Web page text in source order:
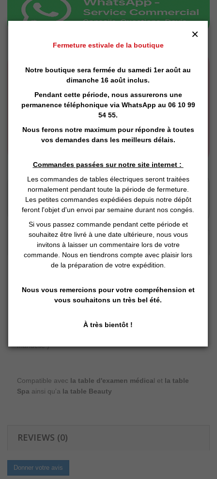
Click and Collect
Vous Réservez en ligne
Nous préparons
Vous retirez en magasin
DESCRIPTION DÉTAILLÉE :
Système Led Chromo
Faites briller votre cabinet en couleurs. Les tables
Swop changent avec leur propre lumière. Laissez la
manuelle )
Compatible avec la table d'examen médical et la table
Spa ainsi qu'a la table Beauty
REVIEWS (0)
Donner votre avis
Fermeture estivale de la boutique
Notre boutique sera fermée du samedi 1er août au
dimanche 16 août inclus.
Pendant cette période, nous assurerons une
permanence téléphonique via WhatsApp au 06 10 99
54 55.
Nous ferons notre maximum pour répondre à toutes
vos demandes dans les meilleurs délais.
Commandes passées sur notre site internet :
Les commandes de tables électriques seront traitées
normalement pendant toute la période de fermeture.
Les petites commandes expédiées depuis notre dépôt
feront l'objet d'un envoi par semaine durant nos congés.
Si vous passez commande pendant cette période et
souhaitez être livré à une date ultérieure, nous vous
invitons à laisser un commentaire lors de votre
commande. Nous en tiendrons compte avec plaisir lors
de la préparation de votre expédition.
Nous vous remercions pour votre compréhension et
vous souhaitons un très bel été.
À très bientôt !
×